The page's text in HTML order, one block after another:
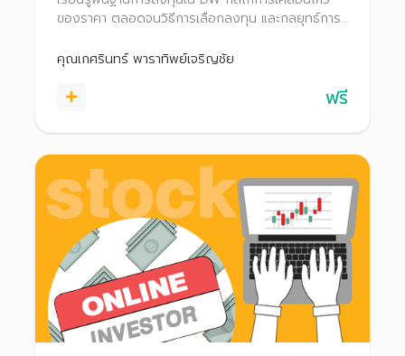
ของราคา ตลอดจนวิธีการเลือกลงทุน และกลยุทธ์การ
คุณเกศรินทร์ พาราทิพย์เจริญชัย
ฟรี